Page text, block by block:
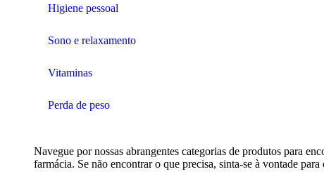
Higiene pessoal
Sono e relaxamento
Vitaminas
Perda de peso
Navegue por nossas abrangentes categorias de produtos para
farmácia. Se não encontrar o que precisa, sinta-se à vontade